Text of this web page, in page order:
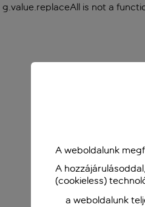
g.value.replaceAll is not a
A weboldalunk
A
(cookieless)
a weboldalunk